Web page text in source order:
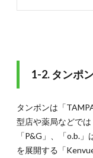
ペイン
生理用
4.
4. ス
ペイ
ンで
1-2. タンポ
タンポンは「
型店や薬局などで
「P&G」、「o.b.
を展開する「